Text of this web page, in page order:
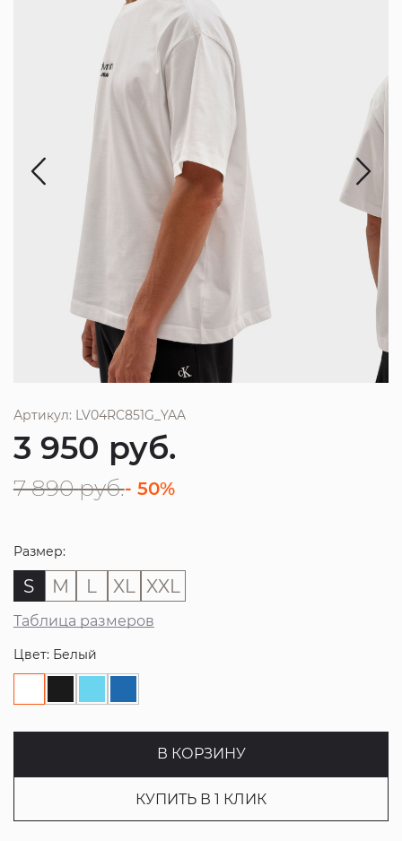
Артикул: LV04RC851G_YAA
3 950 руб.
7 890 руб.- 50%
Размер:
S M L XL XXL
Таблица размеров
Цвет: Белый
В КОРЗИНУ
КУПИТЬ В 1 КЛИК